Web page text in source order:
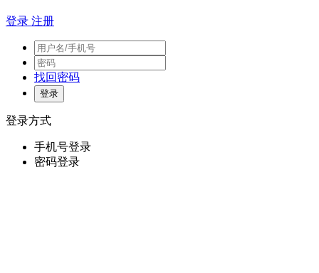
登录 注册
找回密码
登录方式
手机号登录
密码登录